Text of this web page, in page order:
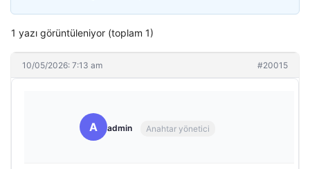
1 yazı görüntüleniyor (toplam 1)
10/05/2026: 7:13 am #20015
A admin Anahtar yönetici